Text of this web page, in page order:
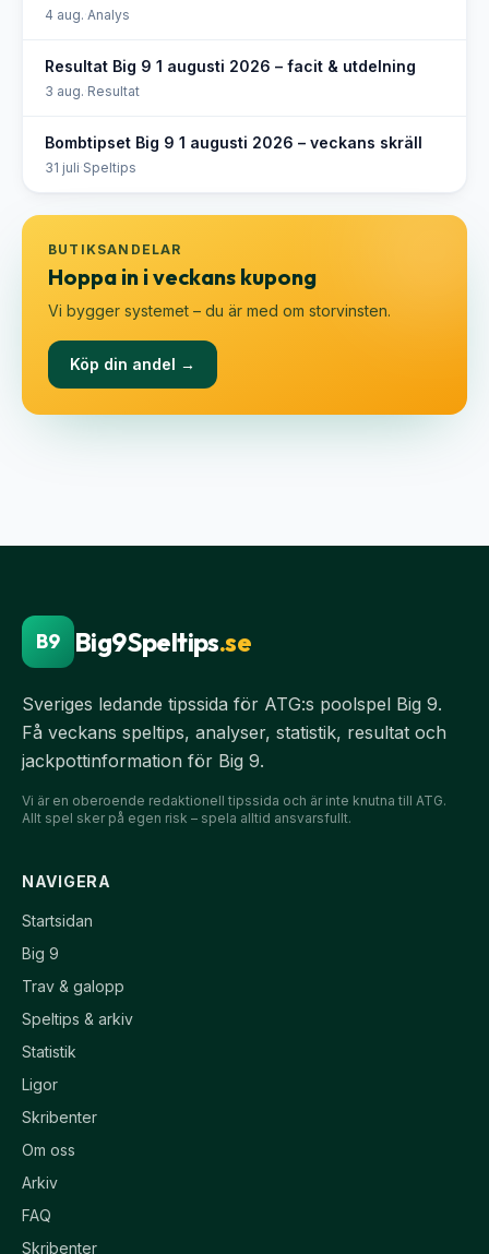
4 aug. Analys
Resultat Big 9 1 augusti 2026 – facit & utdelning
3 aug. Resultat
Bombtipset Big 9 1 augusti 2026 – veckans skräll
31 juli Speltips
BUTIKSANDELAR
Hoppa in i veckans kupong
Vi bygger systemet – du är med om storvinsten.
Köp din andel →
B9 Big9Speltips.se
Sveriges ledande tipssida för ATG:s poolspel Big 9.
Få veckans speltips, analyser, statistik, resultat och
jackpottinformation för Big 9.
Vi är en oberoende redaktionell tipssida och är inte knutna till ATG.
Allt spel sker på egen risk – spela alltid ansvarsfullt.
NAVIGERA
Startsidan
Big 9
Trav & galopp
Speltips & arkiv
Statistik
Ligor
Skribenter
Om oss
Arkiv
FAQ
Skribenter